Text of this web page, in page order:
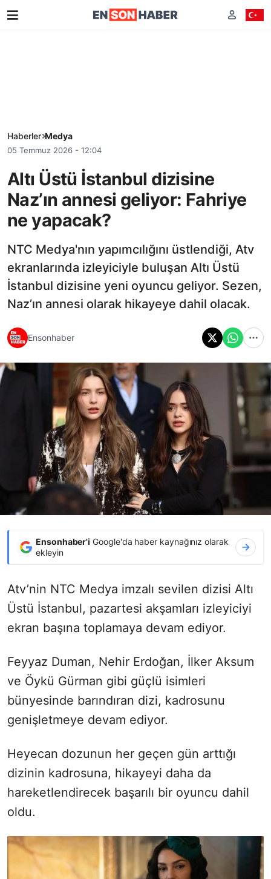
Haberler Medya
05 Temmuz 2026 - 12:04
Altı Üstü İstanbul dizisine
Naz’ın annesi geliyor: Fahriye
ne yapacak?
NTC Medya'nın yapımcılığını üstlendiği, Atv
ekranlarında izleyiciyle buluşan Altı Üstü
İstanbul dizisine yeni oyuncu geliyor. Sezen,
Naz’ın annesi olarak hikayeye dahil olacak.
Ensonhaber
Ensonhaber'i Google'da haber kaynağınız olarak
ekleyin
Atv’nin NTC Medya imzalı sevilen dizisi Altı
Üstü İstanbul, pazartesi akşamları izleyiciyi
ekran başına toplamaya devam ediyor.
Feyyaz Duman, Nehir Erdoğan, İlker Aksum
ve Öykü Gürman gibi güçlü isimleri
bünyesinde barındıran dizi, kadrosunu
genişletmeye devam ediyor.
Heyecan dozunun her geçen gün arttığı
dizinin kadrosuna, hikayeyi daha da
hareketlendirecek başarılı bir oyuncu dahil
oldu.